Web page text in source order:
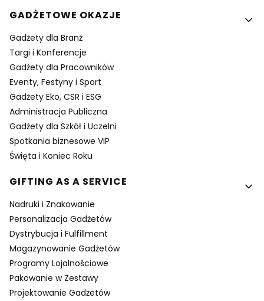
GADŻETOWE OKAZJE
Gadżety dla Branż
Targi i Konferencje
Gadżety dla Pracowników
Eventy, Festyny i Sport
Gadżety Eko, CSR i ESG
Administracja Publiczna
Gadżety dla Szkół i Uczelni
Spotkania biznesowe VIP
Święta i Koniec Roku
GIFTING AS A SERVICE
Nadruki i Znakowanie
Personalizacja Gadżetów
Dystrybucja i Fulfillment
Magazynowanie Gadżetów
Programy Lojalnościowe
Pakowanie w Zestawy
Projektowanie Gadżetów